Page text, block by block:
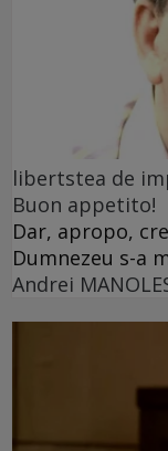
libertstea de
Buon appetito!
Dar, apropo,
Dumnezeu s-a
Andrei